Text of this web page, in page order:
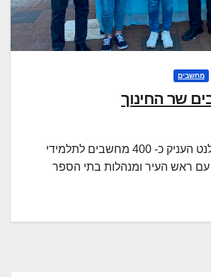
מחשבים
שר החינוך
שר החינוך יואב גלנט העניק כ- 400 מחשבים לתלמידי
ראש העיר ומנהלות בתי הספר